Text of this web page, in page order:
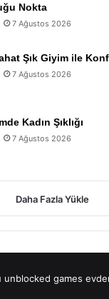
Nokta
7 Ağustos 2026
Şık Giyim ile
7 Ağustos 2026
Kadın Şıklığı
7 Ağustos 2026
Daha Fazla Yükle
unblocked games